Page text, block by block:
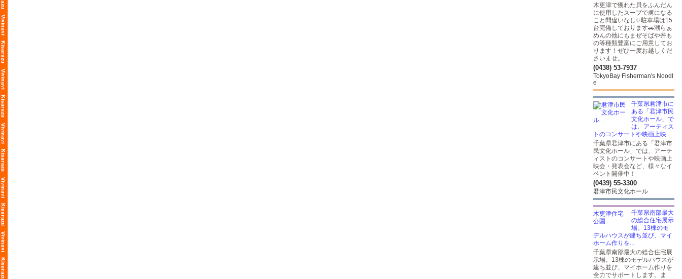
木更津で獲れた貝をふんだん
に使用したスープで虜になる
こと間違いなし✨駐車場は15
台完備しております🚗潮らぁ
めんの他にもまぜそばや丼も
の等種類豊富にご用意してお
ります！ぜひ一度お越しくだ
さいませ。
(0438) 53-7937
TokyoBay Fisherman's Noodl
e
千葉県君津市に
ある「君津市民
文化ホール」で
は、アーティス
トのコンサートや映画上映...
千葉県君津市にある「君津市
民文化ホール」では、アーテ
ィストのコンサートや映画上
映会・発表会など、様々なイ
ベント開催中！
(0439) 55-3300
君津市民文化ホール
千葉県南部最大
の総合住宅展示
場。13棟のモ
デルハウスが建ち並び、マイ
ホーム作りを...
千葉県南部最大の総合住宅展
示場。13棟のモデルハウスが
建ち並び、マイホーム作りを
全力でサポートします。ま